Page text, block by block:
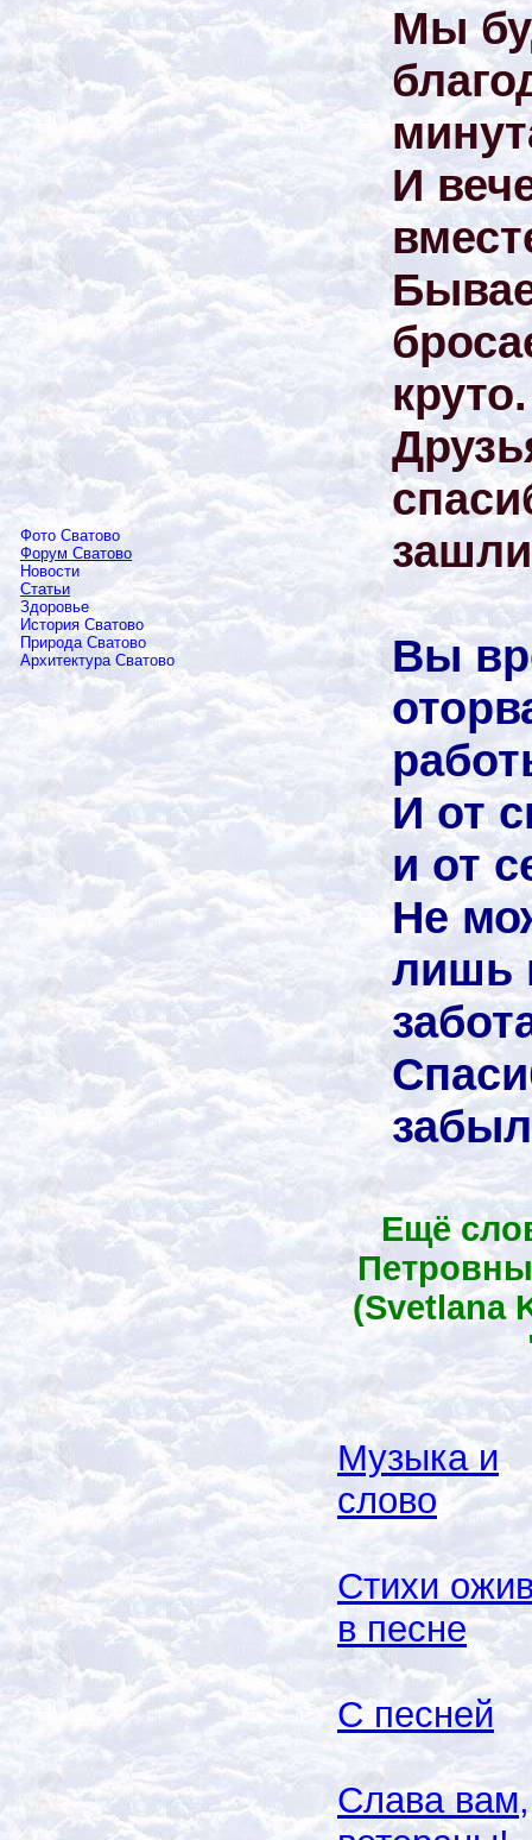
Фото Сватово
Форум Сватово
Новости
Статьи
Здоровье
История Сватово
Природа Сватово
Архитектура Сватово
Мы
И
круто.
Вы
И от
и от
Не
лишь
Ещё
(Svetlana
Музыка и
слово
Стихи
в песне
С песней
Слава вам,